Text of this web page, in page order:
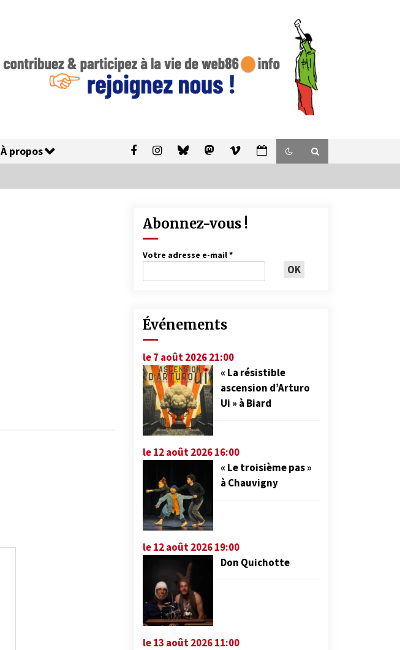
À propos
Abonnez-vous !
Votre adresse e-mail*
Événements
le 7 août 2026 21:00
« La résistible
ascension d’Arturo
Ui » à Biard
le 12 août 2026 16:00
« Le troisième pas »
à Chauvigny
le 12 août 2026 19:00
Don Quichotte
le 13 août 2026 11:00